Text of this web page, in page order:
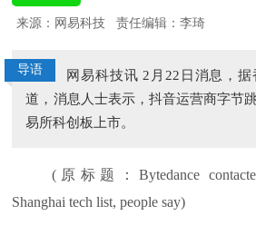
来源：网易科技 责任编辑：李琦
导语
网易科技讯 2月22日消息，
道，消息人士表示，抖音运营商字节
易所科创板上市。
(原标题：Bytedance contacted
Shanghai tech list, people say)